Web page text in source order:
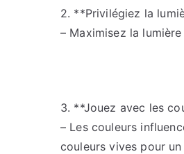
2. **Privilégiez la
– Maximisez la
3. **Jouez avec les
– Les couleurs
couleurs vives pour